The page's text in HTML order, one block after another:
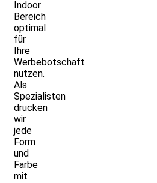
Indoor
Bereich
optimal
für
Ihre
Werbebotschaft
nutzen.
Als
Spezialisten
drucken
wir
jede
Form
und
Farbe
mit